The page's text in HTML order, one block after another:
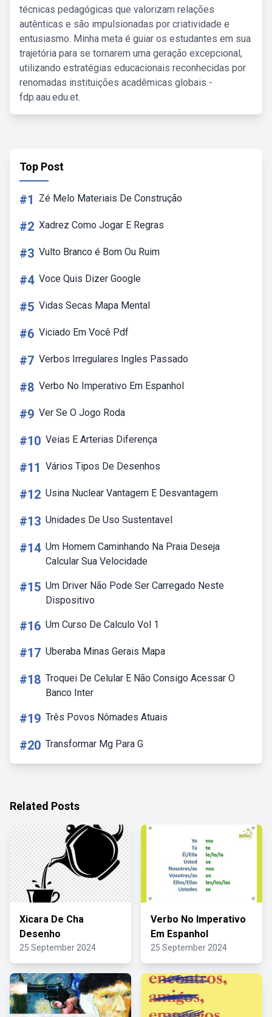
técnicas pedagógicas que valorizam relações
autênticas e são impulsionadas por criatividade e
entusiasmo. Minha meta é guiar os estudantes em sua
trajetória para se tornarem uma geração excepcional,
utilizando estratégias educacionais reconhecidas por
renomadas instituições acadêmicas globais -
fdp.aau.edu.et.
Top Post
#1 Zé Melo Materiais De Construção
#2 Xadrez Como Jogar E Regras
#3 Vulto Branco é Bom Ou Ruim
#4 Voce Quis Dizer Google
#5 Vidas Secas Mapa Mental
#6 Viciado Em Você Pdf
#7 Verbos Irregulares Ingles Passado
#8 Verbo No Imperativo Em Espanhol
#9 Ver Se O Jogo Roda
#10 Veias E Arterias Diferença
#11 Vários Tipos De Desenhos
#12 Usina Nuclear Vantagem E Desvantagem
#13 Unidades De Uso Sustentavel
#14 Um Homem Caminhando Na Praia Deseja
Calcular Sua Velocidade
#15 Um Driver Não Pode Ser Carregado Neste
Dispositivo
#16 Um Curso De Calculo Vol 1
#17 Uberaba Minas Gerais Mapa
#18 Troquei De Celular E Não Consigo Acessar O
Banco Inter
#19 Três Povos Nômades Atuais
#20 Transformar Mg Para G
Related Posts
Xicara De Cha
Desenho
25 September 2024
Verbo No Imperativo
Em Espanhol
25 September 2024